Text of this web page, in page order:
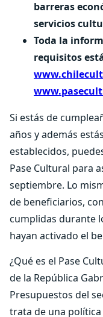
barreras
servicios
Toda la
requisitos
Si estás de
años y además
establecidos,
Pase Cultural para
septiembre. Lo
de beneficiarios,
cumplidas durante
hayan activado el
¿Qué es el Pase
de la República
Presupuestos del
trata de una